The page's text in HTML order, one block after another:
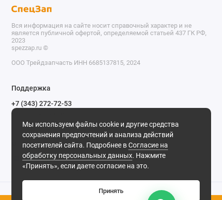
Мы используем файлы cookie и другие средства
сохранения предпочтений и анализа действий
посетителей сайта. Подробнее вСогласие на
обработку персональных данных. Нажмите
«Принять», если даете согласие на это.
Принять
Вся информация на сайте носит справочный характер и не
является публичной офертой, определяемой статьей 437 ГК РФ,
2023
spezzap.ru ©️
ООО Трейдзапчасть ИНН 6685137815, 2024
Поддержка
+7 (343) 272-72-53
Обратный звонок
620030, г. Екатеринбург, ул. Карьерная, д. 14, оф. 14.
Мы в сети